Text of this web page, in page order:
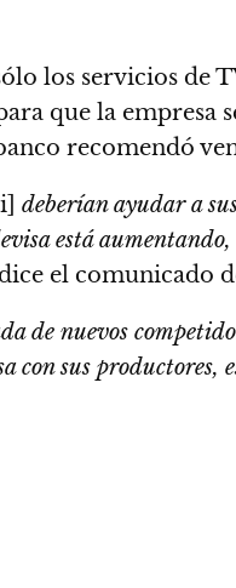
los servicios de
que la empresa
recomendó
deberían ayudar a
está
dice el comunicado
de nuevos
con sus